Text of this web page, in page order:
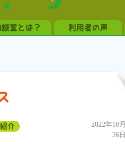
談室とは？ 利用者の声
介
2022年10月
26日